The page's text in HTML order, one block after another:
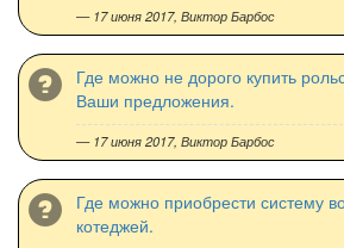
— 17 июня 2017, Виктор Барбос
Где можно не дорого купить
Ваши предложения.
— 17 июня 2017, Виктор Барбос
Где можно приобрести систему
котеджей.